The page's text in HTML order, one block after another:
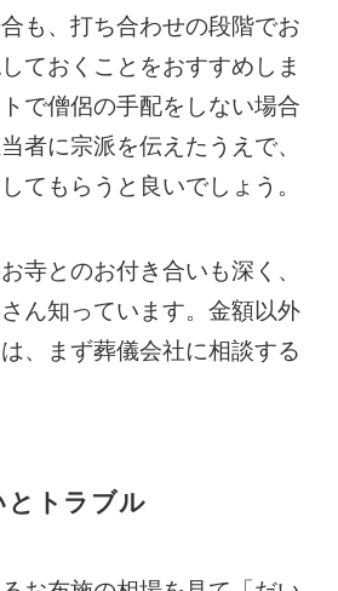
も、打ち合わせの段階でお
ておくことをおすすめしま
で僧侶の手配をしない場合
者に宗派を伝えたうえで、
てもらうと良いでしょう。
寺とのお付き合いも深く、
ん知っています。金額以外
、まず葬儀会社に相談する
とトラブル